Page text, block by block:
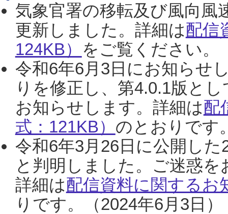
気象官署の移転及び風向風
更新しました。詳細は配信
124KB） をご覧ください。
令和6年6月3日にお知らせ
りを修正し、第4.0.1版と
お知らせします。詳細は配
式：121KB） のとおりです
令和6年3月26日に公開し
と判明しました。ご迷惑
詳細は配信資料に関するお
りです。（2024年6月3日）